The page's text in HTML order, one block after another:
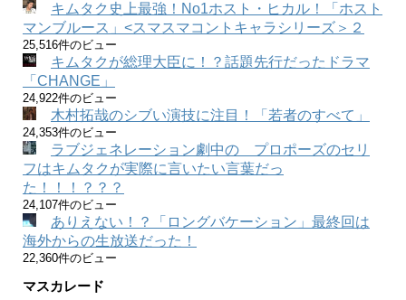
キムタク史上最強！No1ホスト・ヒカル！「ホスト
マンブルース」<スマスマコントキャラシリーズ＞２
25,516件のビュー
キムタクが総理大臣に！？話題先行だったドラマ
「CHANGE」
24,922件のビュー
木村拓哉のシブい演技に注目！「若者のすべて」
24,353件のビュー
ラブジェネレーション劇中の プロポーズのセリ
フはキムタクが実際に言いたい言葉だっ
た！！！？？？
24,107件のビュー
ありえない！？「ロングバケーション」最終回は
海外からの生放送だった！
22,360件のビュー
マスカレード